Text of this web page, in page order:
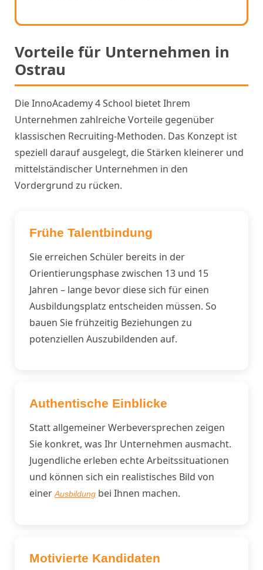
Vorteile für Unternehmen in
Ostrau
Die InnoAcademy 4 School bietet Ihrem
Unternehmen zahlreiche Vorteile gegenüber
klassischen Recruiting-Methoden. Das Konzept ist
speziell darauf ausgelegt, die Stärken kleinerer und
mittelständischer Unternehmen in den
Vordergrund zu rücken.
Frühe Talentbindung
Sie erreichen Schüler bereits in der
Orientierungsphase zwischen 13 und 15
Jahren – lange bevor diese sich für einen
Ausbildungsplatz entscheiden müssen. So
bauen Sie frühzeitig Beziehungen zu
potenziellen Auszubildenden auf.
Authentische Einblicke
Statt allgemeiner Werbeversprechen zeigen
Sie konkret, was Ihr Unternehmen ausmacht.
Jugendliche erleben echte Arbeitssituationen
und können sich ein realistisches Bild von
einerAusbildung bei Ihnen machen.
Motivierte Kandidaten